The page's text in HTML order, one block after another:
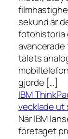
sekund är
fotohistoria
avancerade
talets
gjorde […]
IBM
vecklade ut
När IBM
företaget